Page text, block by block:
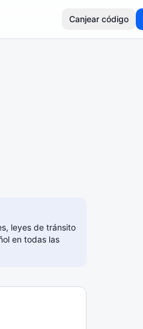
Canjear código
leyes de tránsito
en todas las